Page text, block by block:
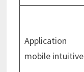
Application
mobile intuitive